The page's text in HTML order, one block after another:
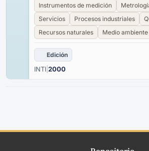
Instrumentos de medición
Servicios
Procesos industriales
Recursos naturales
Medio ambiente
Edición
INTI 2000